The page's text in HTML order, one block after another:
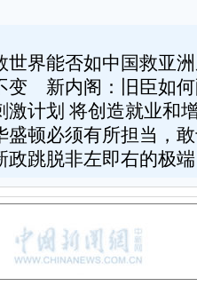
世界能否如中国救亚
变 新内阁：旧臣如
激计划 将创造就业和
盛顿必须有所担当，
政跳脱非左即右的极端